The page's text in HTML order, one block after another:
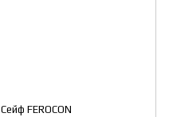
Сейф FEROCON